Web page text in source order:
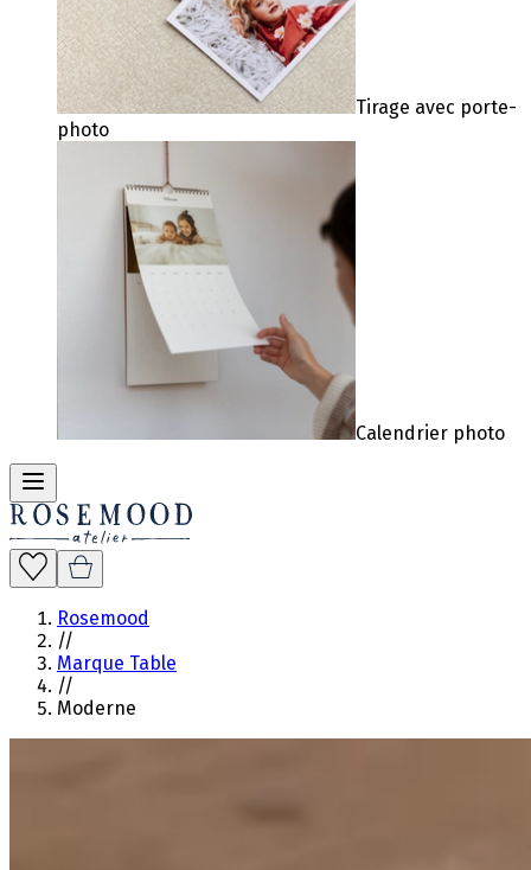
Tirage avec porte-
photo
Calendrier photo
Rosemood
//
Marque Table
//
Moderne